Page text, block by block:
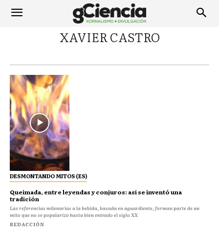
XAVIER CASTRO
DESMONTANDO MITOS (ES)
Queimada, entre leyendas y conjuros: así se inventó una
tradición
Las referencias milenarias a la bebida, basada en aguardiente, forman parte de un
mito que no se popularizó hasta bien entrado el siglo XX
REDACCIÓN